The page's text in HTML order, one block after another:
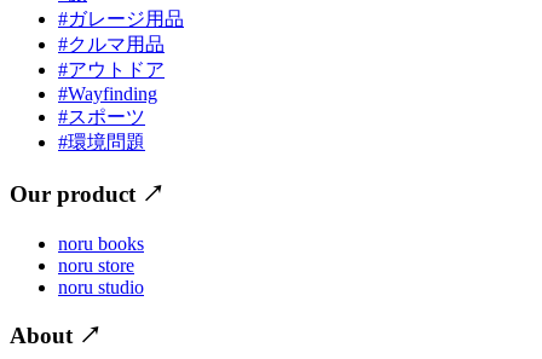
#ガレージ用品
#クルマ用品
#アウトドア
#Wayfinding
#スポーツ
#環境問題
Our product ↗
noru books
noru store
noru studio
About ↗